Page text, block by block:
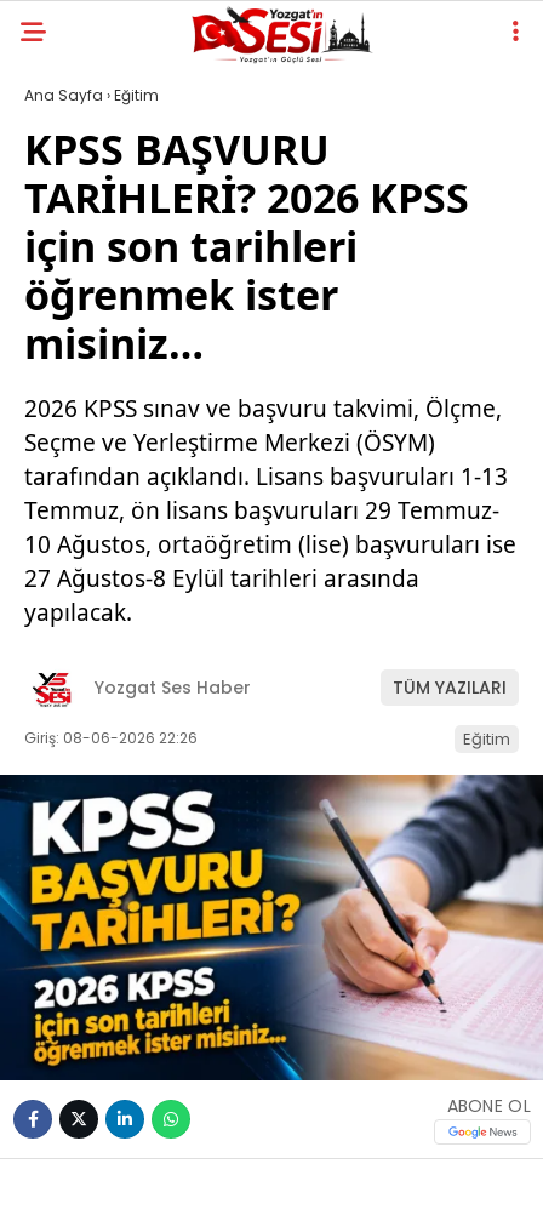
Ana Sayfa ›Eğitim
KPSS BAŞVURU
TARİHLERİ? 2026 KPSS
için son tarihleri
öğrenmek ister
misiniz…
2026 KPSS sınav ve başvuru takvimi, Ölçme,
Seçme ve Yerleştirme Merkezi (ÖSYM)
tarafından açıklandı. Lisans başvuruları 1-13
Temmuz, ön lisans başvuruları 29 Temmuz-
10 Ağustos, ortaöğretim (lise) başvuruları ise
27 Ağustos-8 Eylül tarihleri arasında
yapılacak.
Yozgat Ses Haber TÜM YAZILARI
Giriş: 08-06-2026 22:26 Eğitim
ABONE OL